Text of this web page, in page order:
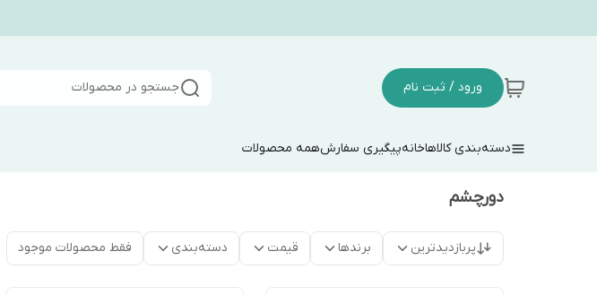
ورود / ثبت نام جستجو در محصولات
دسته‌بندی کالاهاخانهپیگیری سفارشهمه محصولات
دورچشم
پربازدیدترین برندها قیمت دسته‌بندی فقط محصولات موجود